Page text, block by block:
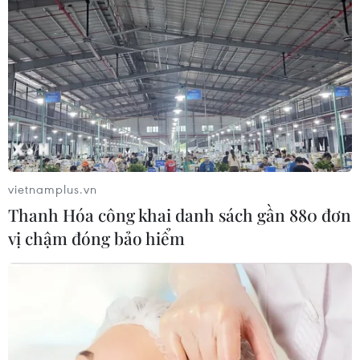
vietnamplus.vn
Thanh Hóa công khai danh sách gần 880 đơn
vị chậm đóng bảo hiểm